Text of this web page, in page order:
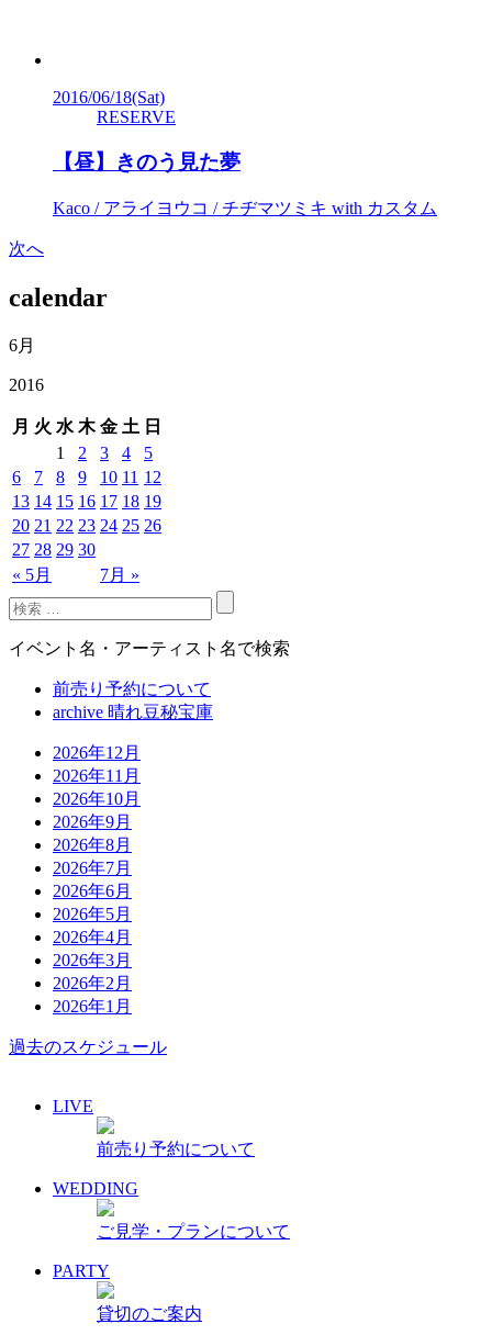
2016/06/18(Sat)
RESERVE
【昼】きのう見た夢
Kaco / アライヨウコ / チヂマツミキ with カスタム
次へ
calendar
6月
2016
月 火 水 木 金 土 日
« 5月 7月 »
1 2 3 4
5
6
7 8 9 10 11 12
13 14 15 16 17 18 19
20 21 22 23 24 25 26
27 28 29 30
イベント名・アーティスト名で検索
前売り予約について
archive 晴れ豆秘宝庫
2026年12月
2026年11月
2026年10月
2026年9月
2026年8月
2026年7月
2026年6月
2026年5月
2026年4月
2026年3月
2026年2月
2026年1月
過去のスケジュール
LIVE
前売り予約について
WEDDING
ご見学・プランについて
PARTY
貸切のご案内